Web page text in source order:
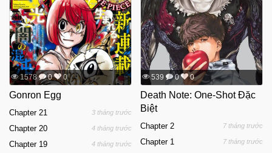
1578 0 0
Gonron Egg
Chapter 21 3 tháng trước
Chapter 20 4 tháng trước
Chapter 19 4 tháng trước
539 0 0
Death Note: One-Shot Đặc
Biệt
Chapter 2 7 tháng trước
Chapter 1 7 tháng trước